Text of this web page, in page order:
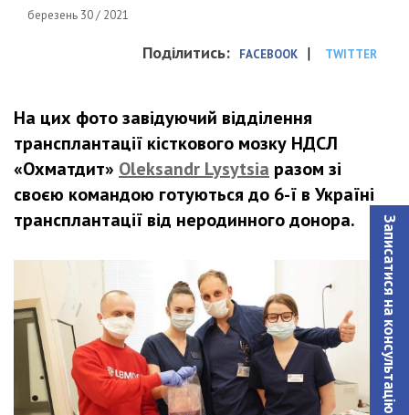
Записатися на консультацiю
березень 30 / 2021
Поділитись: FACEBOOK | TWITTER
На цих фото завідуючий відділення
трансплантації кісткового мозку НДСЛ
«Охматдит» Oleksandr Lysytsia разом зі
своєю командою готуються до 6-ї в Україні
трансплантації від неродинного донора.